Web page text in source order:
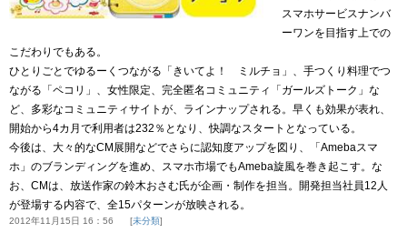
スマホサービスナンバ
ーワンを目指す上での
こだわりでもある。
ひとりごとでゆるーくつながる「きいてよ！ ミルチョ」、手つくり料理でつ
ながる「ペコリ」、女性限定、完全匿名コミュニティ「ガールズトーク」な
ど、多彩なコミュニティサイトが、ラインナップされる。早くも効果が表れ、
開始から4カ月で利用者は232％となり、快調なスタートとなっている。
今後は、大々的なCM展開などでさらに認知度アップを図り、「Amebaスマ
ホ」のブランディングを進め、スマホ市場でもAmeba旋風を巻き起こす。な
お、CMは、放送作家の鈴木おさむ氏が企画・制作を担当。開発担当社員12人
が登場する内容で、全15パターンが放映される。
2012年11月15日 16：56 未分類